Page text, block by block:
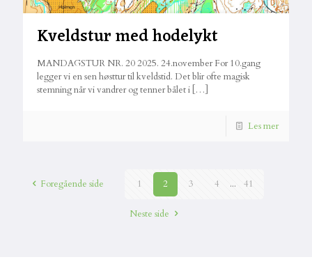
Kveldstur med hodelykt
MANDAGSTUR NR. 20 2025. 24.november For 10.gang
legger vi en sen høsttur til kveldstid. Det blir ofte magisk
stemning når vi vandrer og tenner bålet i […]
Les mer
Foregående side 1 2 3 4 ... 41
Neste side